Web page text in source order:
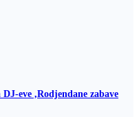
eve ,Rodjendane zabave